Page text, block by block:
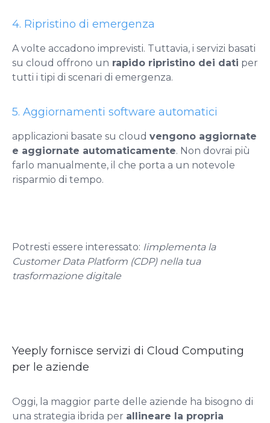
4. Ripristino di emergenza
A volte accadono imprevisti. Tuttavia, i servizi basati
su cloud offrono un rapido ripristino dei dati per
tutti i tipi di scenari di emergenza.
5. Aggiornamenti software automatici
applicazioni basate su cloud vengono aggiornate
e aggiornate automaticamente. Non dovrai più
farlo manualmente, il che porta a un notevole
risparmio di tempo.
Potresti essere interessato: Iimplementa la
Customer Data Platform (CDP) nella tua
trasformazione digitale
Yeeply fornisce servizi di Cloud Computing
per le aziende
Oggi, la maggior parte delle aziende ha bisogno di
una strategia ibrida per allineare la propria